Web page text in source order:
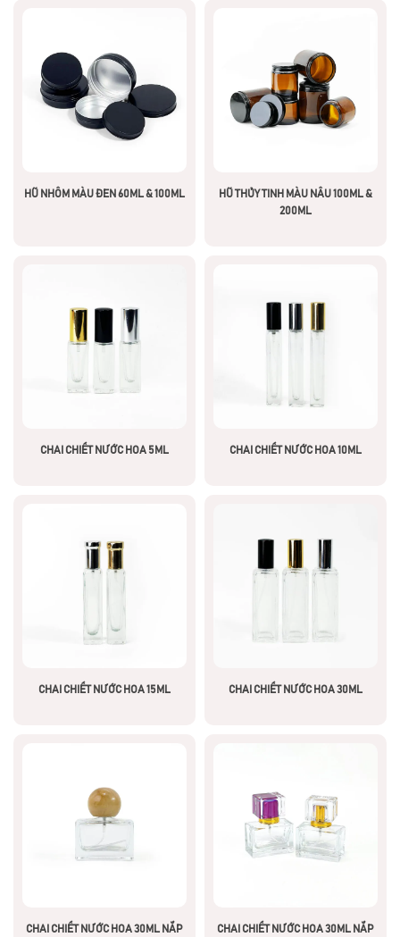
HŨ NHÔM MÀU ĐEN 60ML & 100ML
HŨ THỦY TINH MÀU NÂU 100ML &
200ML
CHAI CHIẾT NƯỚC HOA 5ML CHAI CHIẾT NƯỚC HOA 10ML
CHAI CHIẾT NƯỚC HOA 15ML CHAI CHIẾT NƯỚC HOA 30ML
CHAI CHIẾT NƯỚC HOA 30ML NẮP
CHAI CHIẾT NƯỚC HOA 30ML NẮP